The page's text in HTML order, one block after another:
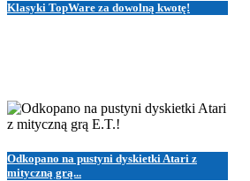
Klasyki TopWare za dowolną kwotę!
Odkopano na pustyni dyskietki Atari z
mityczną grą...